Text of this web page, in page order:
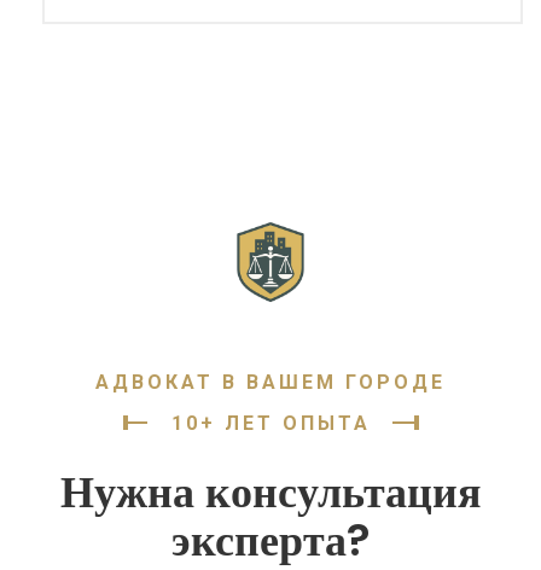
АДВОКАТ В ВАШЕМ ГОРОДЕ
10+ ЛЕТ ОПЫТА
Нужна консультация
эксперта?